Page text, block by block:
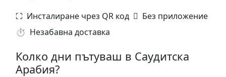
⛶️️ Инсталиране чрез QR код ️ Без приложение
⏱️️ Незабавна доставка
Колко дни пътуваш в Саудитска
Арабия?